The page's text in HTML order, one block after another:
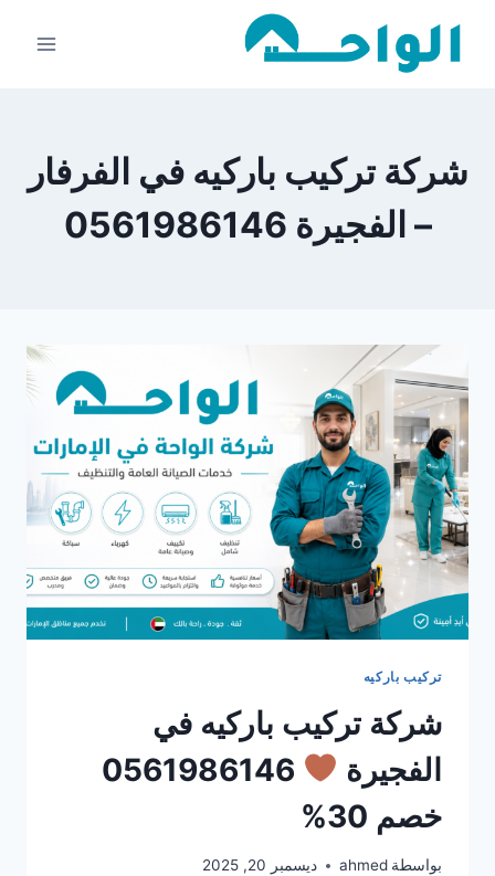
شركة تركيب باركيه في الفرفار
– الفجيرة 0561986146
تركيب باركيه
شركة تركيب باركيه في
الفجيرة
0561986146
خصم 30%
بواسطة ahmed ديسمبر 20, 2025